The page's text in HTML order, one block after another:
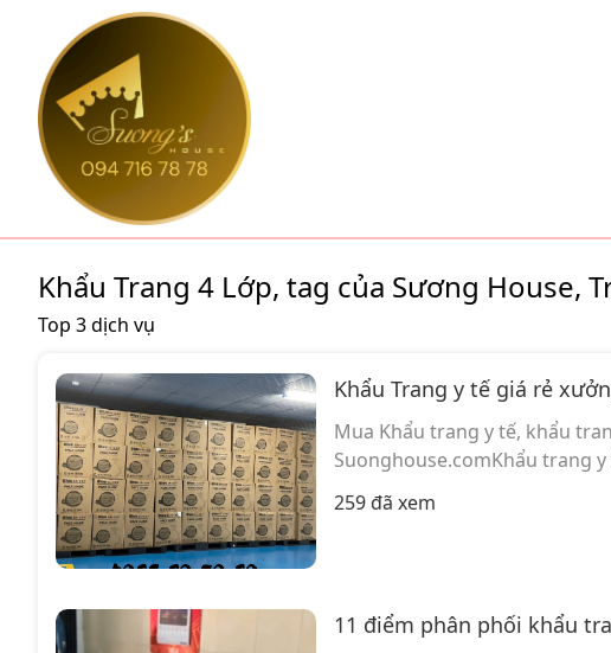
suonghouse.com
Khẩu Trang 4 Lớp, tag của Sương House,
Top 3 dịch vụ
Khẩu Trang y tế giá rẻ
Mua Khẩu trang y tế, khẩu
Suonghouse.comKhẩu trang
259 đã xem
11 điểm phân phối khẩu